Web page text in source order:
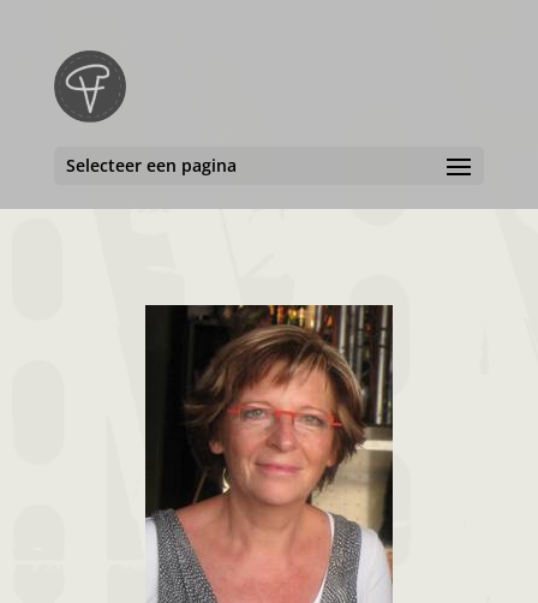
Selecteer een pagina